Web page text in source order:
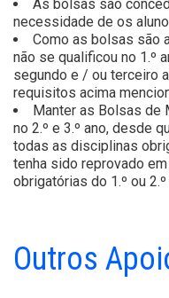
As bolsas são
necessidade de os
Como as bolsas são
não se qualificou no 1.º
segundo e / ou terceiro
requisitos acima
Manter as Bolsas de
no 2.º e 3.º ano, desde
todas as disciplinas
tenha sido reprovado
obrigatórias do 1.º ou 2.º
Outros